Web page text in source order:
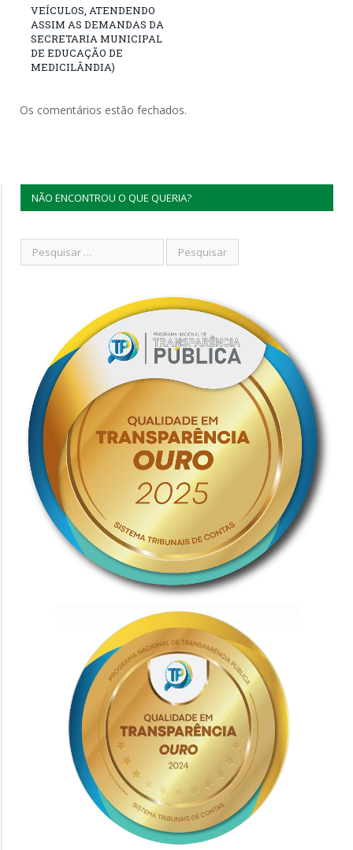
VEÍCULOS, ATENDENDO
ASSIM AS DEMANDAS DA
SECRETARIA MUNICIPAL
DE EDUCAÇÃO DE
MEDICILÂNDIA)
Os comentários estão fechados.
NÃO ENCONTROU O QUE QUERIA?